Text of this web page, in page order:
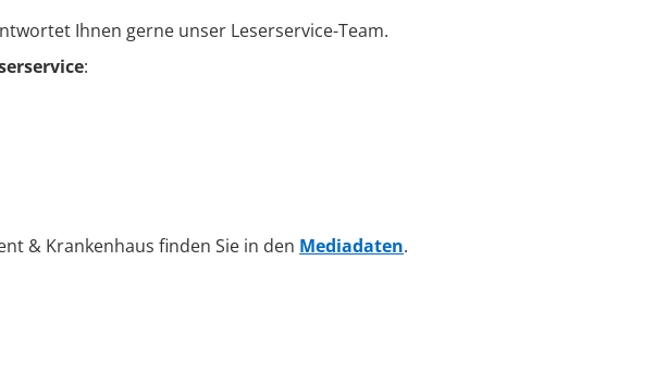
Ihnen gerne unser Leserservice-Team.
:
& Krankenhaus finden Sie in den Mediadaten.